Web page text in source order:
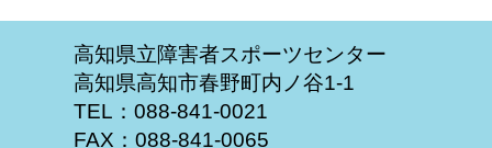
高知県立障害者スポーツセンター
高知県高知市春野町内ノ谷1-1
TEL：088-841-0021
FAX：088-841-0065